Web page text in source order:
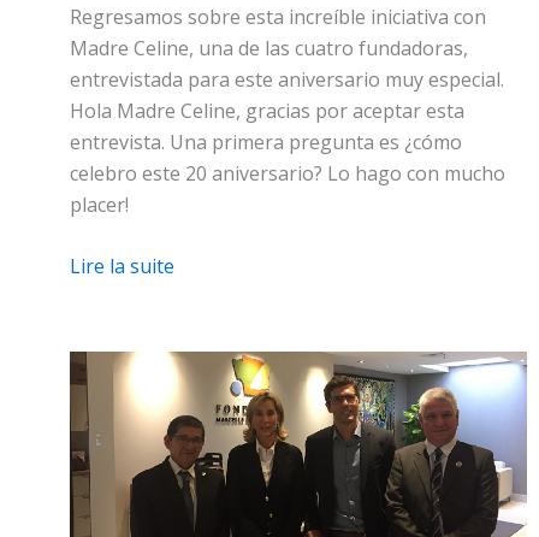
Regresamos sobre esta increíble iniciativa con
Madre Celine, una de las cuatro fundadoras,
entrevistada para este aniversario muy especial.
Hola Madre Celine, gracias por aceptar esta
entrevista. Una primera pregunta es ¿cómo
celebro este 20 aniversario? Lo hago con mucho
placer!
Lire la suite